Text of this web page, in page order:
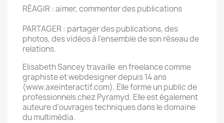
RÉAGIR : aimer, commenter des publications
PARTAGER : partager des publications, des
photos, des vidéos à l’ensemble de son réseau de
relations.
Elisabeth Sancey travaille en freelance comme
graphiste et webdesigner depuis 14 ans
(www.axeinteractif.com). Elle forme un public de
professionnels chez Pyramyd. Elle est également
auteure d’ouvrages techniques dans le domaine
du multimédia.